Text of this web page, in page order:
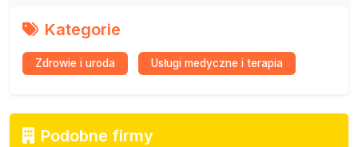
Kategorie
Zdrowie i uroda Usługi medyczne i terapia
Podobne firmy